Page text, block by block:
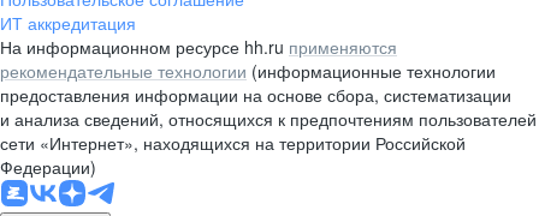
ИТ аккредитация
На информационном ресурсе hh.ru применяются
рекомендательные технологии (информационные технологии
предоставления информации на основе сбора, систематизации
и анализа сведений, относящихся к предпочтениям пользователей
сети «Интернет», находящихся на территории Российской
Федерации)